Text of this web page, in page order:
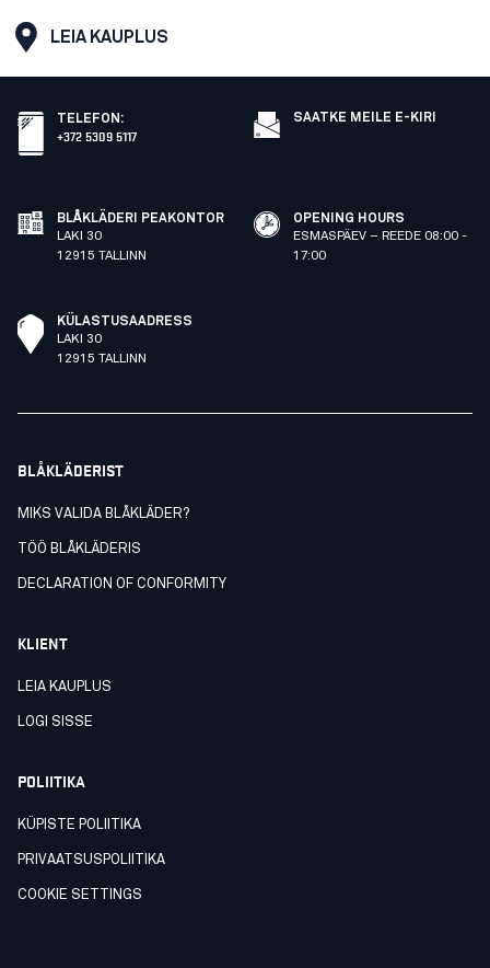
LEIA KAUPLUS
TELEFON :
+372 5309 5117
SAATKE MEILE E-KIRI
BLÅKLÄDERI PEAKONTOR
LAKI 30
12915 TALLINN
OPENING HOURS
ESMASPÄEV – REEDE 08:00 -
17:00
KÜLASTUSAADRESS
LAKI 30
12915 TALLINN
BLÅKLÄDERIST
MIKS VALIDA BLÅKLÄDER?
TÖÖ BLÅKLÄDERIS
DECLARATION OF CONFORMITY
KLIENT
LEIA KAUPLUS
LOGI SISSE
POLIITIKA
KÜPISTE POLIITIKA
PRIVAATSUSPOLIITIKA
COOKIE SETTINGS